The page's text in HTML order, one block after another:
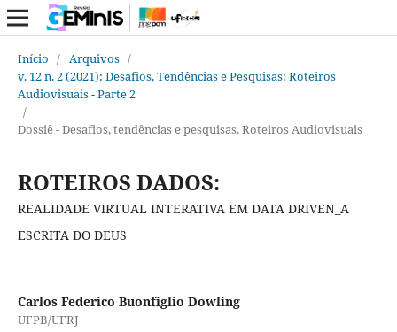
Início / Arquivos /
v. 12 n. 2 (2021): Desafios, Tendências e Pesquisas: Roteiros
Audiovisuais - Parte 2
/
Dossiê - Desafios, tendências e pesquisas. Roteiros Audiovisuais
ROTEIROS DADOS:
REALIDADE VIRTUAL INTERATIVA EM DATA DRIVEN_A
ESCRITA DO DEUS
Carlos Federico Buonfiglio Dowling
UFPB/UFRJ